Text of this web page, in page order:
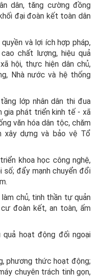
dân, tăng cường đồng
đại đoàn kết toàn dân
và lợi ích hợp pháp,
chất lượng, hiệu quả
hội, thực hiện dân chủ,
Nhà nước và hệ thống
lớp nhân dân thi đua
gia phát triển kinh tế - xã
văn hóa dân tộc, chăm
xây dựng và bảo vệ Tổ
khoa học công nghệ,
số; đẩy mạnh chuyển đổi
chủ, tinh thần tự quản
đoàn kết, an toàn, ấm
quả hoạt động đối ngoại
phương thức hoạt động;
chuyên trách tinh gọn,